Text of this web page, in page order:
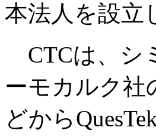
本法人を設立
CTCは、シ
ーモカルク社
どから